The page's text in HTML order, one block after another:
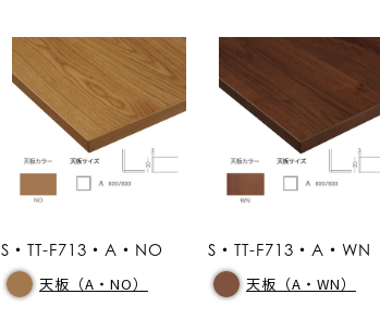
S・TT-F713・A・NO
天板（A・NO）
S・TT-F713・A・WN
天板（A・WN）